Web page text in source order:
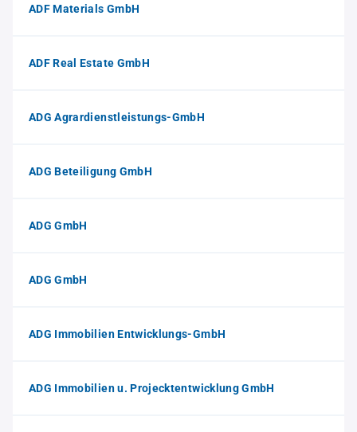
ADF Materials GmbH
ADF Real Estate GmbH
ADG Agrardienstleistungs-GmbH
ADG Beteiligung GmbH
ADG GmbH
ADG GmbH
ADG Immobilien Entwicklungs-GmbH
ADG Immobilien u. Projecktentwicklung GmbH